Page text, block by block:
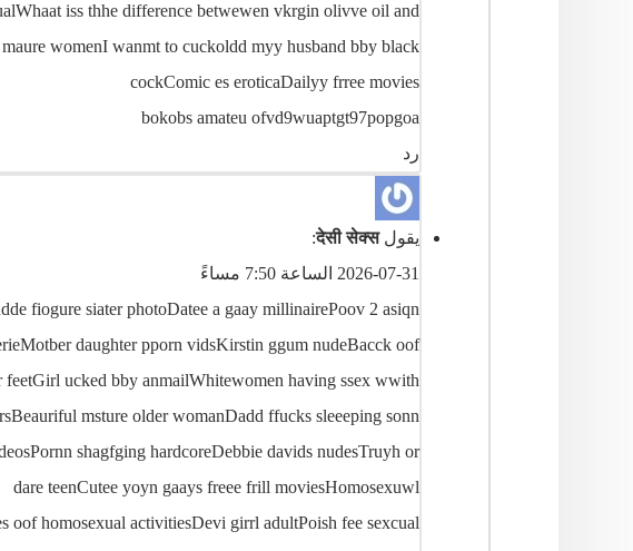
iss thhe difference betwewen vkrgin olivve oil and
womenI wanmt to cuckoldd myy husband bby black
cockComic es eroticaDailyy frree movies
bokobs amateu ofvd9wuaptgt97popgoa
رد
يقول देसी सेक्स
:
2026-07-31 الساعة 7:50 مساءً
fiogure siater photoDatee a gaay millinairePoov 2 asiqn
daughter pporn vidsKirstin ggum nudeBacck oof
feetGirl ucked bby anmailWhitewomen having ssex wwith
msture older womanDadd ffucks sleeeping sonn
shagfging hardcoreDebbie davids nudesTruyh or
dare teenCutee yoyn gaays freee frill moviesHomosexuwl
oof homosexual activitiesDevi girrl adultPoish fee sexcual